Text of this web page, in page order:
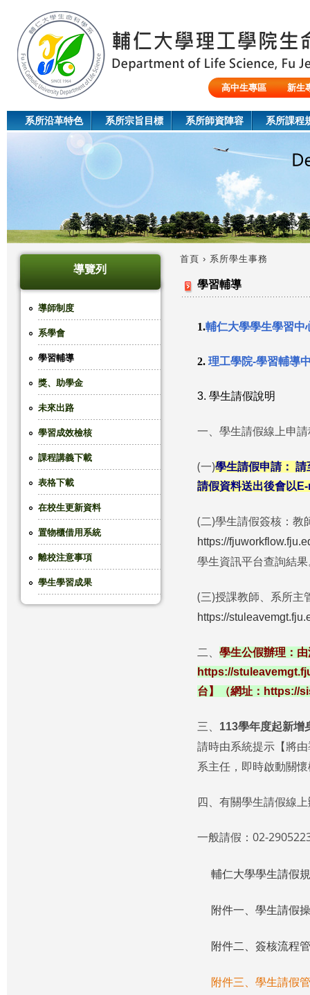
高中生專區
新生
系所沿革特色 系所宗旨目標 系所師資陣容 系所課程
導覽列
導師制度
系學會
學習輔導
獎、助學金
未來出路
學習成效檢核
課程講義下載
表格下載
在校生更新資料
置物櫃借用系統
離校注意事項
學生學習成果
您
首頁 › 系所學生事務
學習輔導
1.輔仁大學學生學習中
2. 理工學院-學習輔導
3. 學生請假說明
一、學生請假線上申
(一)學生請假申請：
請假資料送出後會以
(二)學生請假簽核：教
https://
學生資訊平台查詢結
(三)授課教師、系所主
https://
二、
學生公假辦理：
https://
台】（網址： https://
三、 113學年度起新增
請時由系統提示【將
系主任，即時啟動關
四、有關學生請假線
一般請假：02-
輔仁大學學生請假
附件一、學生請假
附件二、簽核流程
附件三、學生請假